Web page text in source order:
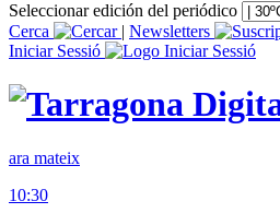
Seleccionar edición del periódico
Cerca
| Newsletters
Iniciar Sessió
ara mateix
10:30